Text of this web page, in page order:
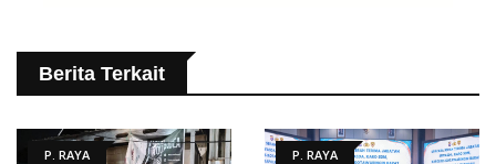
Berita Terkait
P. RAYA P. RAYA